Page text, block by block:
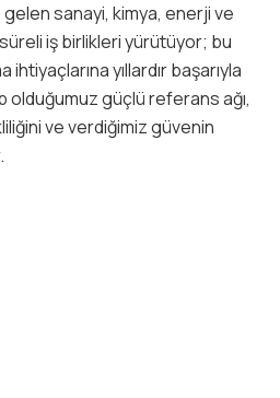
sanayi, kimya, enerji ve
iş birlikleri yürütüyor; bu
ihtiyaçlarına yıllardır başarıyla
güçlü referans ağı,
ve verdiğimiz güvenin